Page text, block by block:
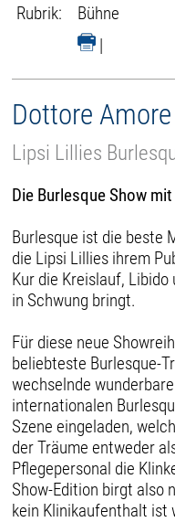
Rubrik:
Bühne
|
Dottore
Lipsi Lillies
Die Burlesque Show
Burlesque ist die beste
die Lipsi Lillies ihrem
Kur die Kreislauf,
in Schwung bringt.
Für diese neue
beliebteste Burlesque-
wechselnde
internationalen
Szene eingeladen,
der Träume entweder
Pflegepersonal die
Show-Edition birgt also
kein Klinikaufenthalt ist